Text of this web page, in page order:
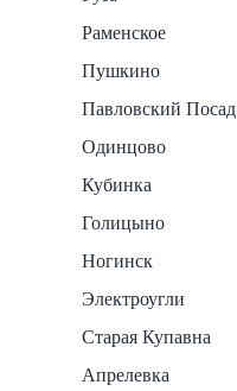
Раменское
Пушкино
Павловский Посад
Одинцово
Кубинка
Голицыно
Ногинск
Электроугли
Старая Купавна
Апрелевка